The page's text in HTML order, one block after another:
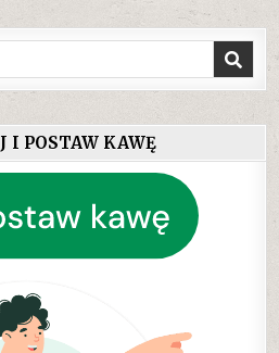
I POSTAW KAWĘ